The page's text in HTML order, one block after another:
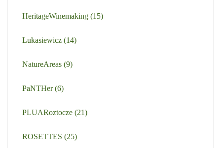
HeritageWinemaking (15)
Lukasiewicz (14)
NatureAreas (9)
PaNTHer(6)
PLUARoztocze (21)
ROSETTES (25)